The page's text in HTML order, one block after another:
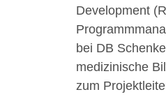
Development
bei DB
medizinische
zum